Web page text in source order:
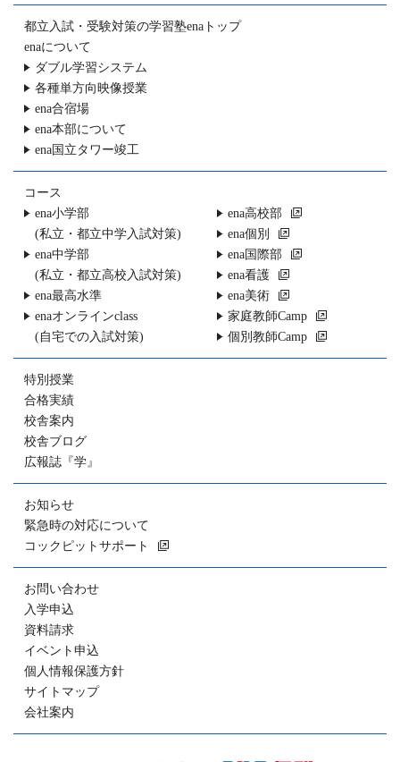
都立入試・受験対策の学習塾enaトップ
enaについて
ダブル学習システム
各種単方向映像授業
ena合宿場
ena本部について
ena国立タワー竣工
コース
ena小学部
(私立・都立中学入試対策)
ena中学部
(私立・都立高校入試対策)
ena最高水準
enaオンラインclass
(自宅での入試対策)
ena高校部
ena個別
ena国際部
ena看護
ena美術
家庭教師Camp
個別教師Camp
特別授業
合格実績
校舎案内
校舎ブログ
広報誌『学』
お知らせ
緊急時の対応について
コックピットサポート
お問い合わせ
入学申込
資料請求
イベント申込
個人情報保護方針
サイトマップ
会社案内